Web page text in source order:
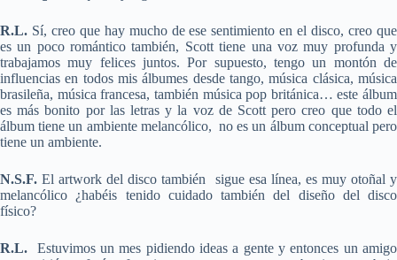
R.L. Sí, creo que hay mucho de ese sentimiento en el disco, creo que
es un poco romántico también, Scott tiene una voz muy profunda y
trabajamos muy felices juntos. Por supuesto, tengo un montón de
influencias en todos mis álbumes desde tango, música clásica, música
brasileña, música francesa, también música pop británica… este álbum
es más bonito por las letras y la voz de Scott pero creo que todo el
álbum tiene un ambiente melancólico, no es un álbum conceptual pero
tiene un ambiente.
N.S.F.El artwork del disco también sigue esa línea, es muy otoñal y
melancólico ¿habéis tenido cuidado también del diseño del disco
físico?
R.L. Estuvimos un mes pidiendo ideas a gente y entonces un amigo